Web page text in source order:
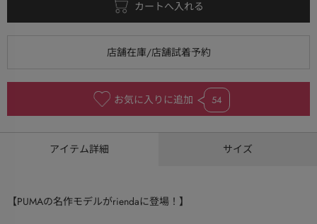
お気に入りに追加 54
アイテム詳細 サイズ
【PUMAの名作モデルがriendaに登場！】